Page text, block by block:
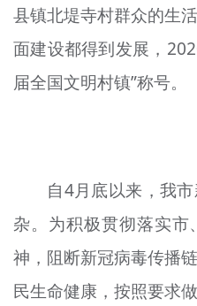
榜样人物
身边好人
宣传思想文化人才
专题
资料库
县镇北堤寺村群众的生
面建设都得到发展，
届全国文明村镇”称号。
自4月底以来，我
杂。为积极贯彻落实
神，阻断新冠病毒传播
民生命健康，按照要求